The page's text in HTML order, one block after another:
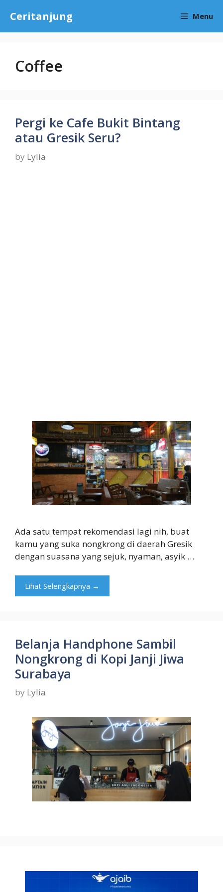
content
Ceritanjung Menu
Coffee
Pergi ke Cafe Bukit Bintang
atau Gresik Seru?
by Lylia
Ada satu tempat rekomendasi lagi nih, buat
kamu yang suka nongkrong di daerah Gresik
dengan suasana yang sejuk, nyaman, asyik …
Lihat Selengkapnya →
Belanja Handphone Sambil
Nongkrong di Kopi Janji Jiwa
Surabaya
by Lylia